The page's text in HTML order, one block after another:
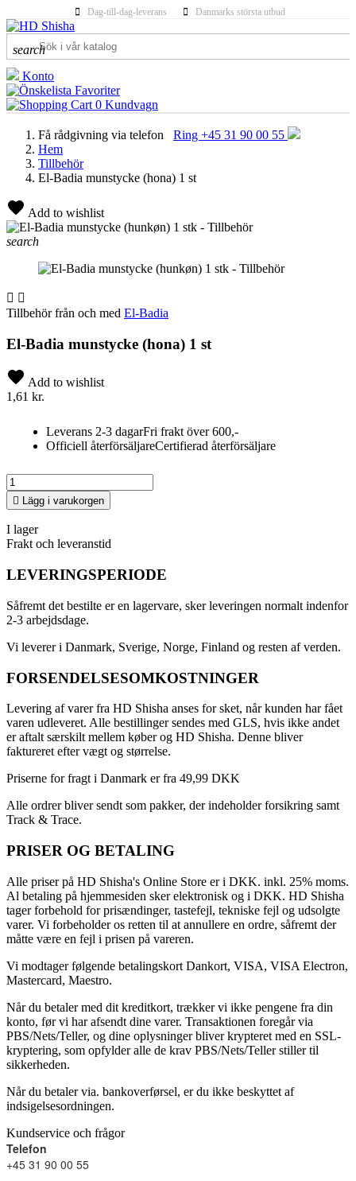
Dag-till-dag-leverans Danmarks största utbud
search
Konto
Favoriter
0 Kundvagn
Få rådgivning via telefon
Ring +45 31 90 00 55
Hem
Tillbehör
El-Badia munstycke (hona) 1 st
Add to wishlist
search
 
Tillbehör från och med El-Badia
El-Badia munstycke (hona) 1 st
Add to wishlist
1,61 kr.
Leverans 2-3 dagarFri frakt över 600,-
Officiell återförsäljareCertifierad återförsäljare
 Lägg i varukorgen
I lager
Frakt och leveranstid
LEVERINGSPERIODE
Såfremt det bestilte er en lagervare, sker leveringen normalt indenfor
2-3 arbejdsdage.
Vi leverer i Danmark, Sverige, Norge, Finland og resten af verden.
FORSENDELSESOMKOSTNINGER
Levering af varer fra HD Shisha anses for sket, når kunden har fået
varen udleveret. Alle bestillinger sendes med GLS, hvis ikke andet
er aftalt særskilt mellem køber og HD Shisha. Denne bliver
faktureret efter vægt og størrelse.
Priserne for fragt i Danmark er fra 49,99 DKK
Alle ordrer bliver sendt som pakker, der indeholder forsikring samt
Track & Trace.
PRISER OG BETALING
Alle priser på HD Shisha's Online Store er i DKK. inkl. 25% moms.
Al betaling på hjemmesiden sker elektronisk og i DKK. HD Shisha
tager forbehold for prisændinger, tastefejl, tekniske fejl og udsolgte
varer. Vi forbeholder os retten til at annullere en ordre, såfremt der
måtte være en fejl i prisen på vareren.
Vi modtager følgende betalingskort Dankort, VISA, VISA Electron,
Mastercard, Maestro.
Når du betaler med dit kreditkort, trækker vi ikke pengene fra din
konto, før vi har afsendt dine varer. Transaktionen foregår via
PBS/Nets/Teller, og dine oplysninger bliver krypteret med en SSL-
kryptering, som opfylder alle de krav PBS/Nets/Teller stiller til
sikkerheden.
Når du betaler via. bankoverførsel, er du ikke beskyttet af
indsigelsesordningen.
Kundservice och frågor
Telefon
+45 31 90 00 55